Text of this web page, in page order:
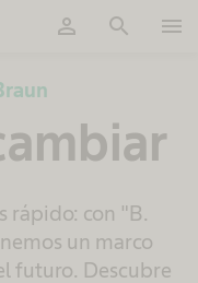
person search menu
rápido: con "B.
un marco
futuro. Descubre